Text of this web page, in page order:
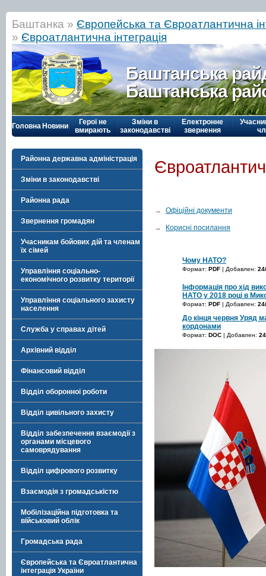
Баштанка » Європейська та Євроатлантична
» Євроатлантична інтеграція
Баштанська
Баштанська
Головна Новини
Герої не
вмирають
Зміни в
законодавстві
Електронне
звернення
Районна державна адміністрація
Зміни в законодавстві
Районна рада
Звернення громадян
Учасникам бойових дій та членам
їх сімей
Управління соціально-
економічного розвитку території
Управління соціального захисту
населення
Служба у справах дітей
Архівний відділ
Фінансовий відділ
Відділ оборонної роботи
Відділ цивільного захисту
Відділ забезпечення взаємодії з
органами місцевого
самоврядування
Відділ цифрового розвитку
Взаємодія з громадськістю
Мобілізаційна підготовка та
військовий облік
Громадська рада
Європейська та Євроатлантична
інтеграція України
→ Офіційні документи
→ Корисні посилання
Чому НАТО?
Формат: PDF | Добавлен:
Інформація про хід
НАТО у 2018 році в
Формат: PDF | Добавлен:
До кінця червня Уряд
кордонами
Формат: DOC | Добавлен: